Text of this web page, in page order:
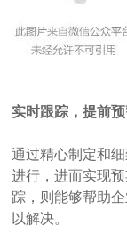
实时跟踪，提前
通过精心制定和
进行，进而实现
踪，则能够帮助
以解决。